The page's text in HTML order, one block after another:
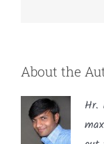
About the
Hr.